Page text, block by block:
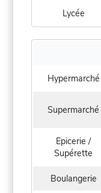
Lycée
Hypermarché
Supermarché
Epicerie /
Supérette
Boulangerie